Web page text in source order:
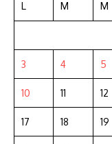
L M M
3 4 5
10 11 12
17 18 19